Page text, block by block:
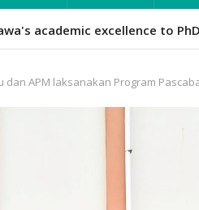
MBOR, Pesakit SMA
dan APM laksanakan Program